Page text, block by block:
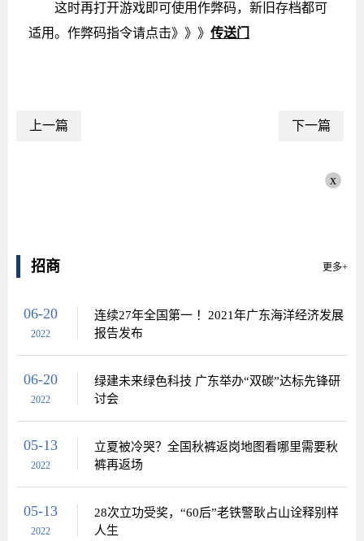
这时再打开游戏即可使用作弊码，新旧存档都可
适用。作弊码指令请点击》》》 传送门
上一篇 下一篇
x
招商 更多+
06-20
2022
连续27年全国第一 ！2021年广东海洋经济发展
报告发布
06-20
2022
绿建未来绿色科技 广东举办“双碳”达标先锋研
讨会
05-13
2022
立夏被冷哭？全国秋裤返岗地图看哪里需要秋
裤再返场
05-13
2022
28次立功受奖，“60后”老铁警耿占山诠释别样
人生